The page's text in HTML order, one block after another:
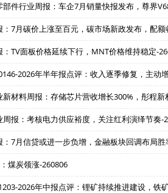
件行业周报：车企7月销量快报发布，尊界
7月碳价上涨至百元，碳市场新政发布，配
TV面板价格延续下行，MNT价格维持稳定-
2026年半年报点评：收入逐季修复，主动
材料周报：存储芯片营收增长300%，彤程新
报：考核电力供应裕度，关注红利演绎节奏-
7月信贷或进一步负增，金融板块回调布局胜
煤炭领涨-260806
2026年中报点评：锂矿持续推进建设，铁